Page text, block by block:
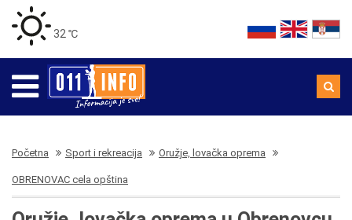
32 ℃
Početna Sport i rekreacija Oružje, lovačka oprema
OBRENOVAC cela opština